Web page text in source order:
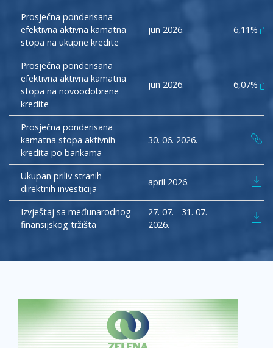
IZRAELSKI SEKEL
INR
INDIJSKA RUPIJA
109.82750
KRW
JUZNOKOREJSKI VON
1633.30000
MXN
MEKSICKI PEZOS
19.78840
MYR
NZD
NOVOZELANDSKI DOLAR
PHP
FILIPINSKI PEZOS
SGD
SINGAPURSKI DOLAR
TAJLANDSKI BAT
ZAR
JUZNOAFRICKI RAND 18.71360
Prosječna ponderisana
efektivna aktivna kamatna
stopa na ukupne kredite
jun 2026. 6,11%
Prosječna ponderisana
efektivna aktivna kamatna
stopa na novoodobrene
kredite
jun 2026. 6,07%
Prosječna ponderisana
kamatna stopa aktivnih
kredita po bankama
30. 06. 2026. -
Ukupan priliv stranih
direktnih investicija
april 2026. -
Izvještaj sa međunarodnog
finansijskog tržišta
27. 07. - 31. 07.
2026.
-